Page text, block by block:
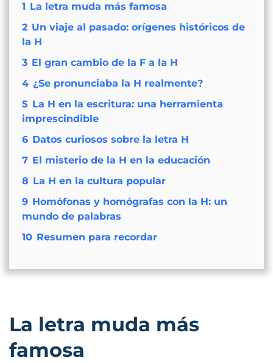
1 La letra muda más famosa
2 Un viaje al pasado: orígenes históricos de
la H
3 El gran cambio de la F a la H
4 ¿Se pronunciaba la H realmente?
5 La H en la escritura: una herramienta
imprescindible
6 Datos curiosos sobre la letra H
7 El misterio de la H en la educación
8 La H en la cultura popular
9 Homófonas y homógrafas con la H: un
mundo de palabras
10 Resumen para recordar
La letra muda más
famosa